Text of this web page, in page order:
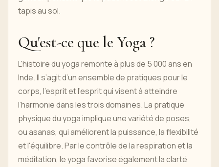
tapis au sol.
Qu'est-ce que le Yoga ?
L'histoire du yoga remonte à plus de 5 000 ans en
Inde. Il s’agit d’un ensemble de pratiques pour le
corps, l’esprit et l’esprit qui visent à atteindre
l’harmonie dans les trois domaines. La pratique
physique du yoga implique une variété de poses,
ou asanas, qui améliorent la puissance, la flexibilité
et l'équilibre. Par le contrôle de la respiration et la
méditation, le yoga favorise également la clarté